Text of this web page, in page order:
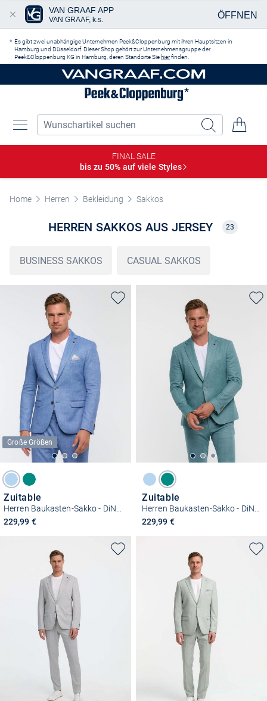
Es gibt zwei unabhängige Unternehmen Peek&Cloppenburg mit ihren Hauptsitzen in
Hamburg und Düsseldorf. Dieser Shop gehört zur Unternehmensgruppe der
Peek&Cloppenburg KG in Hamburg, deren Standorte Sie hierfinden.
FINAL SALE
bis zu 50% auf viele Styles
Home Herren Bekleidung Sakkos
HERREN SAKKOS AUS JERSEY 23
BUSINESS SAKKOS CASUAL SAKKOS
Große Größen
Zuitable
229,99 €
Zuitable
229,99 €
VAN GRAAF APP
VAN GRAAF, k.s. ÖFFNEN